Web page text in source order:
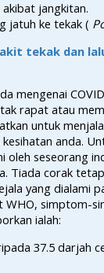
akibat jangkitan.
jatuh ke tekak (
tekak dan
mengenai
rapat atau
untuk
anda.
oleh seseorang
Tiada corak
yang dialami
WHO, simptom-
ialah:
37.5 darjah